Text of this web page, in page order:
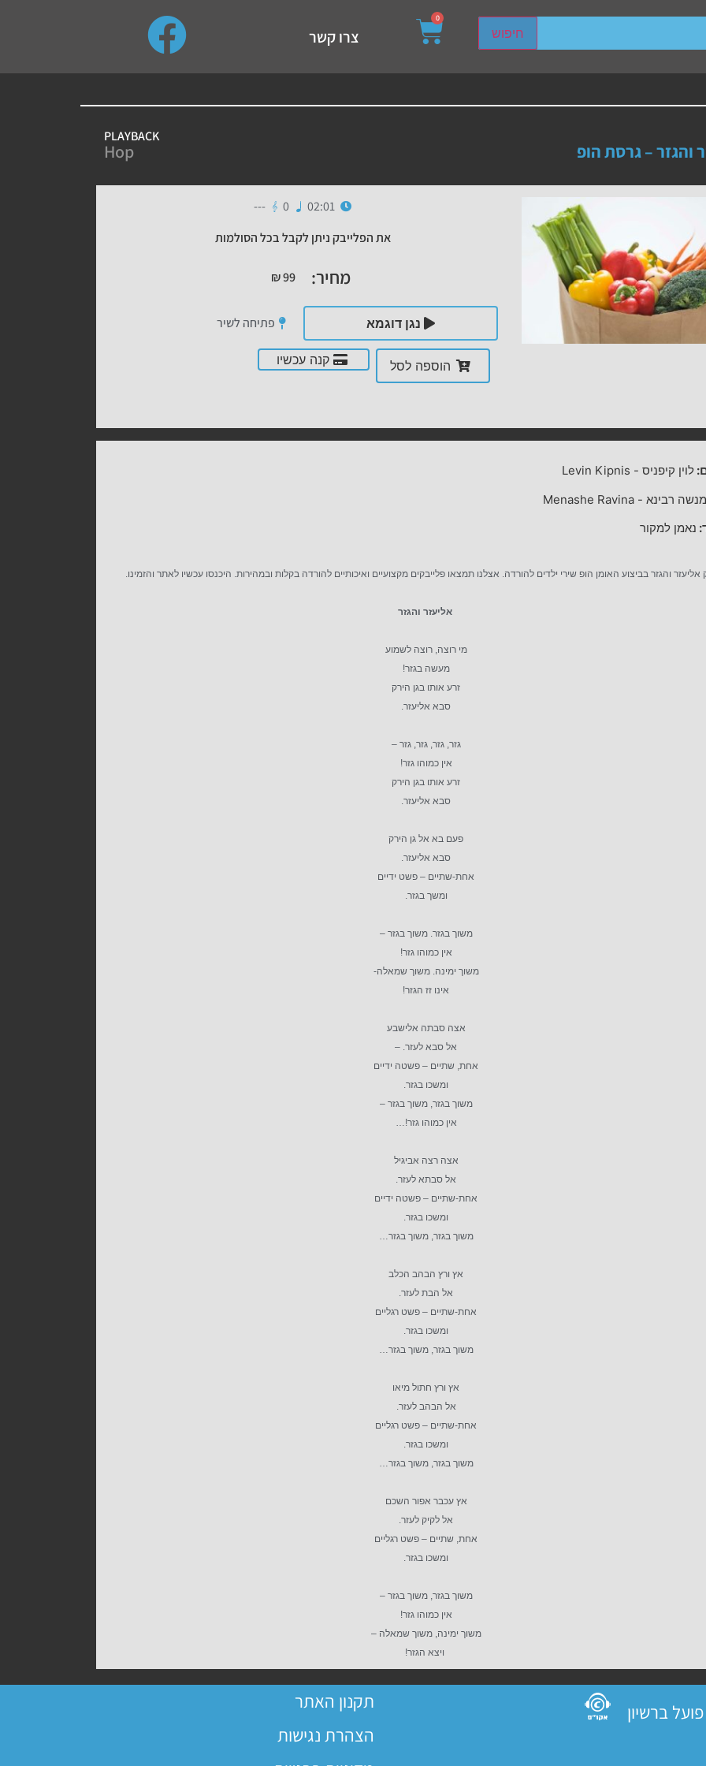
חיפוש
up and down arrows to review and enter to go to the desired page. Touch device users, explore by touch or with
0
צרו קשר
והגזר – גרסת הופ
PLAYBACK
Hop
02:01
0
---
את הפלייבק ניתן לקבל בכל הסולמות
מחיר: ₪99
נגן דוגמא פתיחה לשיר
הוספה לסל קנה עכשיו
לוין קיפניס-
Levin Kipnis
מנשה רבינא-
Menashe Ravina
נאמן למקור
אליעזר והגזר בביצוע האומן הופ שירי ילדים להורדה. אצלנו תמצאו פלייבקים מקצועיים ואיכותיים להורדה בקלות ובמהירות. היכנסו עכשיו לאתר והזמינו.
אליעזר והגזר
מי רוצה, רוצה לשמוע
מעשה בגזר!
זרע אותו בגן הירק
סבא אליעזר.
גזר, גזר, גזר, גזר –
אין כמוהו גזר!
זרע אותו בגן הירק
סבא אליעזר.
פעם בא אל גן הירק
סבא אליעזר.
אחת-שתיים – פשט ידיים
ומשך בגזר.
משוך בגזר. משוך בגזר –
אין כמוהו גזר!
משוך ימינה. משוך שמאלה-
אינו זז הגזר!
אצה סבתה אלישבע
אל סבא לעזר. –
אחת, שתיים – פשטה ידיים
ומשכו בגזר.
משוך בגזר, משוך בגזר –
אין כמוהו גזר!…
אצה רצה אביגיל
אל סבתא לעזר.
אחת-שתיים – פשטה ידיים
ומשכו בגזר.
משוך בגזר, משוך בגזר…
אץ ורץ הבהב הכלב
אל הבת לעזר.
אחת-שתיים – פשט רגליים
ומשכו בגזר.
משוך בגזר, משוך בגזר…
אץ ורץ חתול מיאו
אל הבהב לעזר.
אחת-שתיים – פשט רגליים
ומשכו בגזר.
משוך בגזר, משוך בגזר…
אץ עכבר אפור השכם
אל לקיק לעזר.
אחת, שתיים – פשט רגליים
ומשכו בגזר.
משוך בגזר, משוך בגזר –
אין כמוהו גזר!
משוך ימינה, משוך שמאלה –
ויצא הגזר!
תקנון האתר
הצהרת נגישות